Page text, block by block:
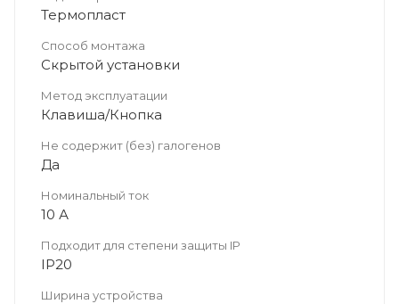
Термопласт
Способ монтажа
Скрытой установки
Метод эксплуатации
Клавиша/Кнопка
Не содержит (без) галогенов
Да
Номинальный ток
10 А
Подходит для степени защиты IP
IP20
Ширина устройства